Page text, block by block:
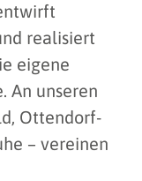
realisiert
eigene
An unseren
Ottendorf-
– vereinen